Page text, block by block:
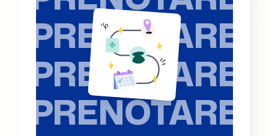
PRENOTARE
PRENOTARE
PRENOTARE